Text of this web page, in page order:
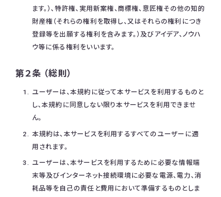
ます。）、特許権、実用新案権、商標権、意匠権その他の知的
財産権（それらの権利を取得し、又はそれらの権利につき
登録等を出願する権利を含みます。）及びアイデア、ノウハ
ウ等に係る権利をいいます。
第２条 （総則）
ユーザーは、本規約に従って本サービスを利用するものと
し、本規約に同意しない限り本サービスを利用できませ
ん。
本規約は、本サービスを利用するすべてのユーザーに適
用されます。
ユーザーは、本サービスを利用するために必要な情報端
末等及びインターネット接続環境に必要な電源、電力、消
耗品等を自己の責任と費用において準備するものとしま